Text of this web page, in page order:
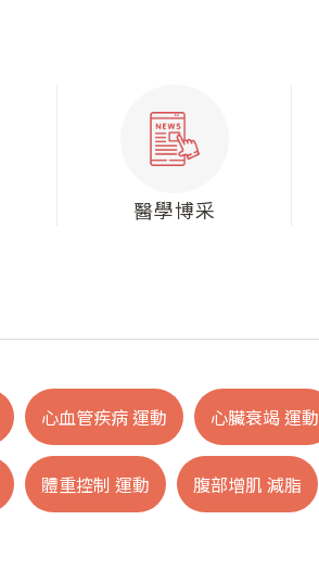
醫學博采
心血管疾病 運動 心臟衰竭 運動
體重控制 運動 腹部增肌 減脂